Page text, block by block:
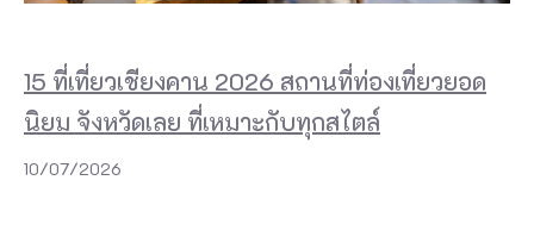
15 ที่เที่ยวเชียงคาน 2026 สถานที่ท่องเที่ยวยอด
นิยม จังหวัดเลย ที่เหมาะกับทุกสไตล์
10/07/2026